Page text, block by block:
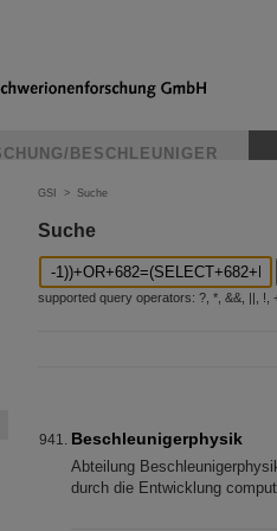
BESCHLEUNIGER
GSI > Suche
Suche
supported query operators: ?, *, &&, ||, !,
Beschleunigerphysik
Abteilung
durch die Entwicklung